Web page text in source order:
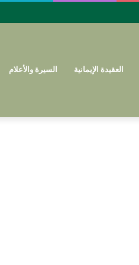
العقيدة الإيمانية السيرة والأعلام